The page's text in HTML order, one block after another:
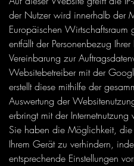
der Nutzer wird innerhalb der
Europäischen Wirtschaftsraum
entfällt der Personenbezug
Vereinbarung zur
Websitebetreiber mit der
erstellt diese mithilfe der
Auswertung der
erbringt mit der Internetnutzung
Sie haben die Möglichkeit,
Ihrem Gerät zu verhindern,
entsprechende Einstellungen